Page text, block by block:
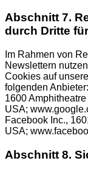
Abschnitt 7.
durch Dritte
Im Rahmen von
Newslettern
Cookies auf
folgenden
1600
USA;
Facebook Inc.,
USA;
Abschnitt 8.